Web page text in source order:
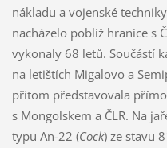
nákladu a vojenské
nacházelo poblíž hranice s
vykonaly 68 letů. Součástí
na letištích Migalovo a
přitom představovala
s Mongolskem a ČLR. Na
typu An-22 (Cock) ze stavu